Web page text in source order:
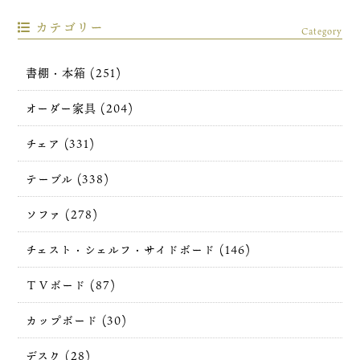
カテゴリー Category
書棚・本箱 (251)
オーダー家具 (204)
チェア (331)
テーブル (338)
ソファ (278)
チェスト・シェルフ・サイドボード (146)
ＴＶボード (87)
カップボード (30)
デスク (28)